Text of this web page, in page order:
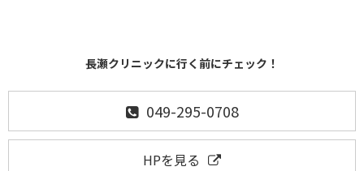
長瀬クリニックに行く前にチェック！
049-295-0708
HPを見る